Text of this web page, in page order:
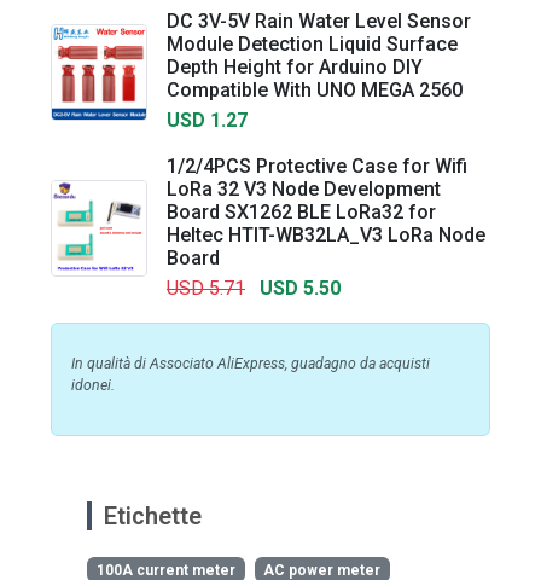
DC 3V-5V Rain Water Level Sensor
Module Detection Liquid Surface
Depth Height for Arduino DIY
Compatible With UNO MEGA 2560
USD 1.27
1/2/4PCS Protective Case for Wifi
LoRa 32 V3 Node Development
Board SX1262 BLE LoRa32 for
Heltec HTIT-WB32LA_V3 LoRa Node
Board
USD 5.71
USD 5.50
In qualità di Associato AliExpress, guadagno da acquisti
idonei.
Etichette
100A current meter AC power meter